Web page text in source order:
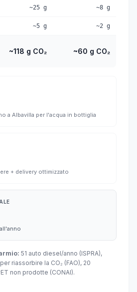
~25 g ~8 g
~5 g ~2 g
~118 g CO₂ ~60 g CO₂
a Albavilla per l'acqua in bottiglia
+ delivery ottimizzato
51 auto diesel/anno (ISPRA),
riassorbire la CO₂ (FAO), 20
non prodotte (CONAI).